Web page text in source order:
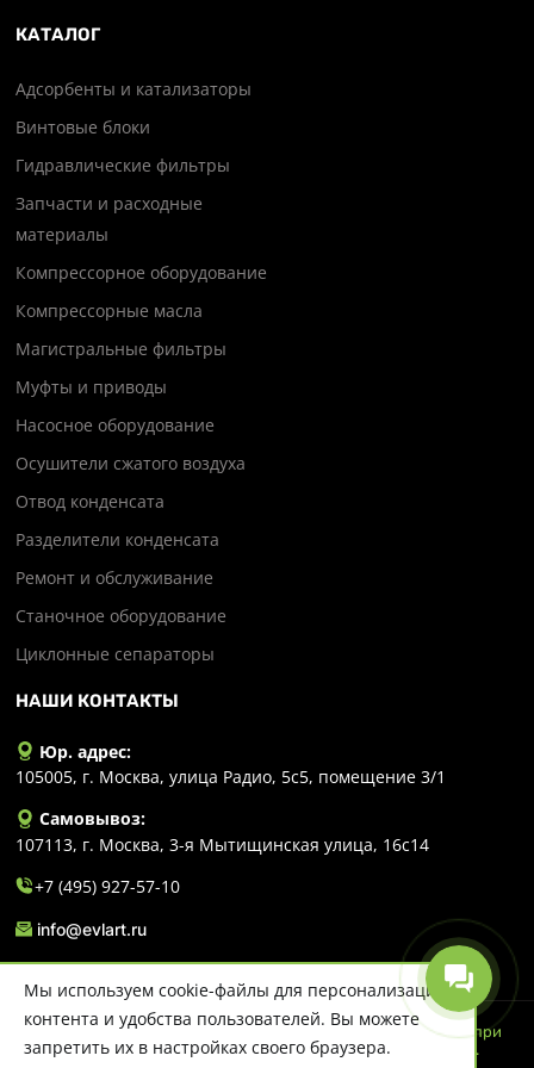
КАТАЛОГ
Адсорбенты и катализаторы
Винтовые блоки
Гидравлические фильтры
Запчасти и расходные
материалы
Компрессорное оборудование
Компрессорные масла
Магистральные фильтры
Муфты и приводы
Насосное оборудование
Осушители сжатого воздуха
Отвод конденсата
Разделители конденсата
Ремонт и обслуживание
Станочное оборудование
Циклонные сепараторы
НАШИ КОНТАКТЫ
Юр. адрес:
105005, г. Москва, улица Радио, 5с5, помещение 3/1
Самовывоз:
107113, г. Москва, 3-я Мытищинская улица, 16с14
+7 (495) 927-57-10
info@evlart.ru
© 2026 Evlart. Сайт несет информационный характер и ни при
каких обстоятельствах не является публичной офертой.
Мы используем cookie-файлы для персонализации
контента и удобства пользователей. Вы можете
запретить их в настройках своего браузера.